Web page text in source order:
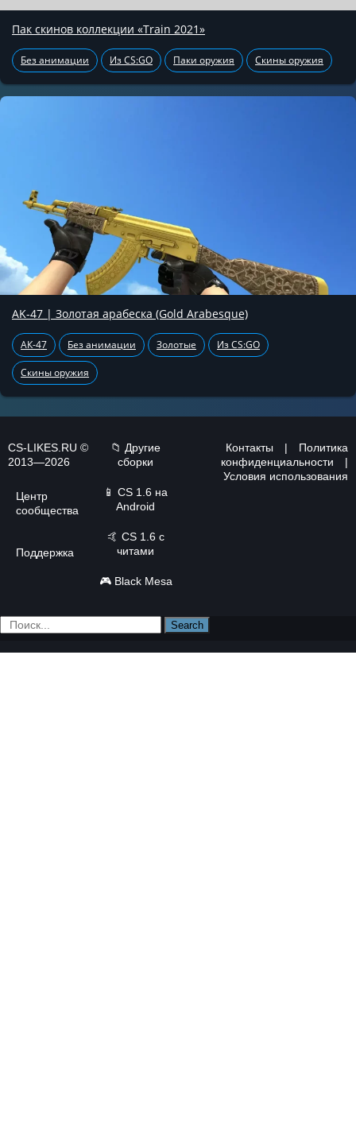
Пак скинов коллекции «Train 2021»
Без анимации Из CS:GO Паки оружия Скины оружия
AK-47 | Золотая арабеска (Gold Arabesque)
АК-47 Без анимации Золотые Из CS:GO
Скины оружия
CS-LIKES.RU ©
2013—2026
Центр
сообщества
Поддержка
📁 Другие
сборки
📱 CS 1.6 на
Android
🤙 CS 1.6 с
читами
🎮 Black Mesa
Контакты |
Политика
конфиденциальности
|
Условия использования
Search